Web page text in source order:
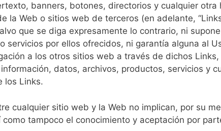
banners, botones, directorios y cualquier
la Web o sitios web de terceros (en adelante,
que se diga expresamente lo contrario, ni
servicios por ellos ofrecidos, ni garantía alguna al
a los otros sitios web a través de dichos
datos, archivos, productos, servicios y
los Links.
cualquier sitio web y la Web no implican, por su
tampoco el conocimiento y aceptación por